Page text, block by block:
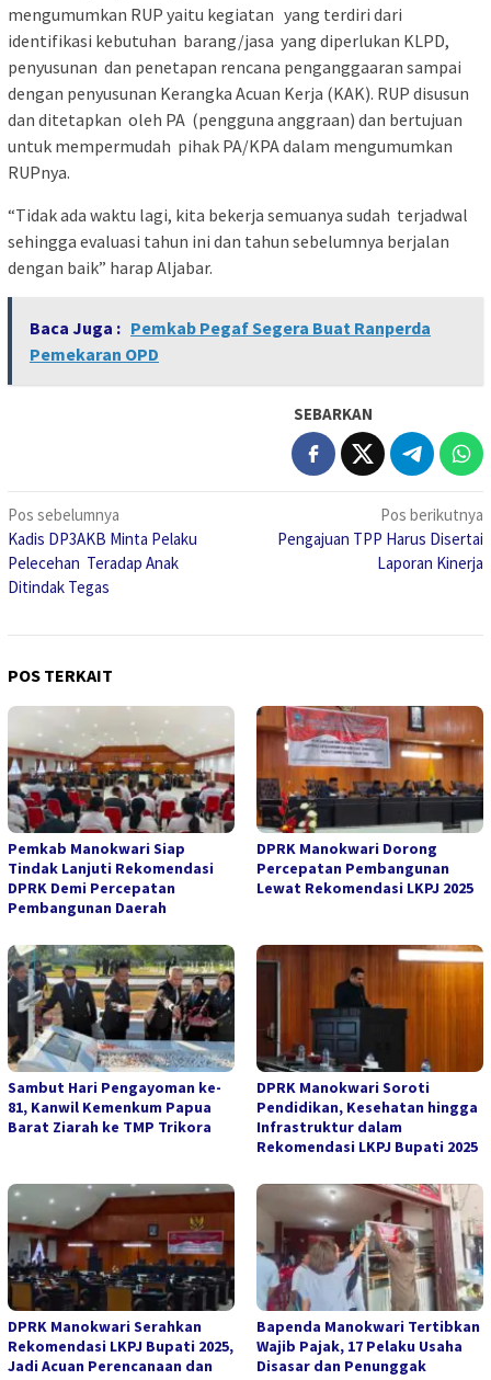
mengumumkan RUP yaitu kegiatan yang terdiri dari
identifikasi kebutuhan barang/jasa yang diperlukan KLPD,
penyusunan dan penetapan rencana penganggaaran sampai
dengan penyusunan Kerangka Acuan Kerja (KAK). RUP disusun
dan ditetapkan oleh PA (pengguna anggraan) dan bertujuan
untuk mempermudah pihak PA/KPA dalam mengumumkan
RUPnya.
“Tidak ada waktu lagi, kita bekerja semuanya sudah terjadwal
sehingga evaluasi tahun ini dan tahun sebelumnya berjalan
dengan baik” harap Aljabar.
Baca Juga : Pemkab Pegaf Segera Buat Ranperda
Pemekaran OPD
SEBARKAN
Navigasi
pos
Pos sebelumnya
Kadis DP3AKB Minta Pelaku
Pelecehan Teradap Anak
Ditindak Tegas
Pos berikutnya
Pengajuan TPP Harus Disertai
Laporan Kinerja
POS TERKAIT
Pemkab Manokwari Siap
Tindak Lanjuti Rekomendasi
DPRK Demi Percepatan
Pembangunan Daerah
DPRK Manokwari Dorong
Percepatan Pembangunan
Lewat Rekomendasi LKPJ 2025
Sambut Hari Pengayoman ke-
81, Kanwil Kemenkum Papua
Barat Ziarah ke TMP Trikora
DPRK Manokwari Soroti
Pendidikan, Kesehatan hingga
Infrastruktur dalam
Rekomendasi LKPJ Bupati 2025
DPRK Manokwari Serahkan
Rekomendasi LKPJ Bupati 2025,
Jadi Acuan Perencanaan dan
Bapenda Manokwari Tertibkan
Wajib Pajak, 17 Pelaku Usaha
Disasar dan Penunggak